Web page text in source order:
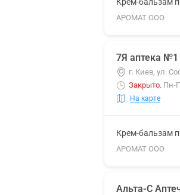
АРОМАТ ООО
7Я аптека №1
г. Киев, ул.
Закрыто. Пн-
На карте
Крем-бальзам
АРОМАТ ООО
Альта-С